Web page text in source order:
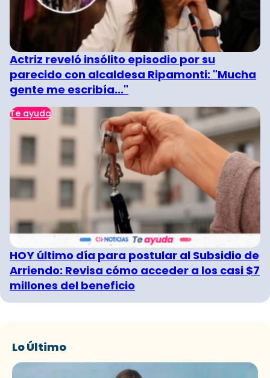
Actriz reveló insólito episodio por su
parecido con alcaldesa Ripamonti: "Mucha
gente me escribía..."
Te ayuda
HOY último día para postular al Subsidio de
Arriendo: Revisa cómo acceder a los casi $7
millones del beneficio
Lo Último